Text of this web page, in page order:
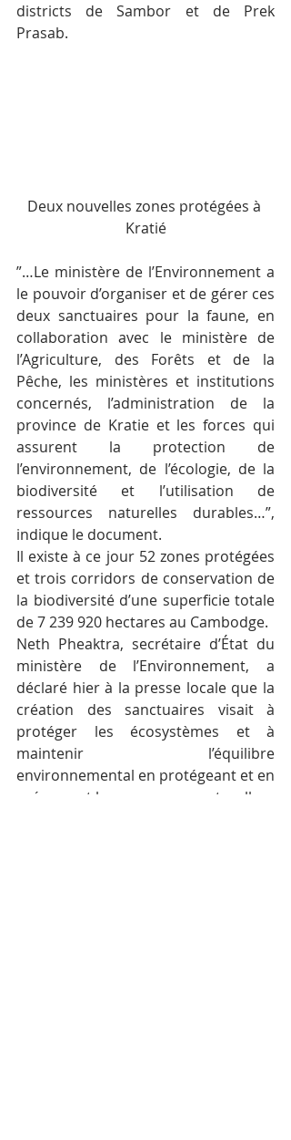
districts de Sambor et de Prek
Prasab.
Deux nouvelles zones protégées à
Kratié
”…Le ministère de l’Environnement a
le pouvoir d’organiser et de gérer ces
deux sanctuaires pour la faune, en
collaboration avec le ministère de
l’Agriculture, des Forêts et de la
Pêche, les ministères et institutions
concernés, l’administration de la
province de Kratie et les forces qui
assurent la protection de
l’environnement, de l’écologie, de la
biodiversité et l’utilisation de
ressources naturelles durables…”,
indique le document.
Il existe à ce jour 52 zones protégées
et trois corridors de conservation de
la biodiversité d’une superficie totale
de 7 239 920 hectares au Cambodge.
Neth Pheaktra, secrétaire d’État du
ministère de l’Environnement, a
déclaré hier à la presse locale que la
création des sanctuaires visait à
protéger les écosystèmes et à
maintenir l’équilibre
environnemental en protégeant et en
préservant les ressources naturelles.